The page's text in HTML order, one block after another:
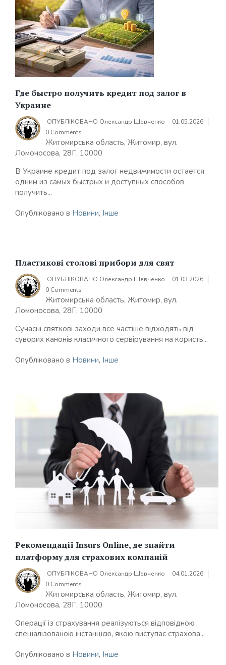
Где быстро получить кредит под залог в
Украине
ОПУБЛІКОВАНО Олександр Шевченко
01.05.2026
0 Comments
Житомирська область, Житомир, вул.
Ломоносова, 28Г, 10000
В Украине кредит под залог недвижимости остается
одним из самых быстрых и доступных способов
получить...
Опубліковано в Новини, Інше
Пластикові столові прибори для свят
ОПУБЛІКОВАНО Олександр Шевченко
01.03.2026
0 Comments
Житомирська область, Житомир, вул.
Ломоносова, 28Г, 10000
Сучасні святкові заходи все частіше відходять від
суворих канонів класичного сервірування на користь...
Опубліковано в Новини, Інше
Рекомендації Insurs Online, де знайти
платформу для страхових компаній
ОПУБЛІКОВАНО Олександр Шевченко
04.01.2026
0 Comments
Житомирська область, Житомир, вул.
Ломоносова, 28Г, 10000
Операції із страхування реалізуються відповідною
спеціалізованою інстанцією, якою виступає страхова...
Опубліковано в Новини, Інше